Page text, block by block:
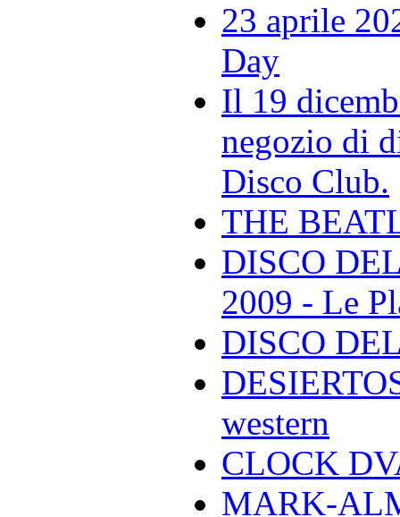
23 aprile
Day
Il 19
negozio di
Disco Club.
THE
DISCO
2009 - Le
DISCO
western
CLOCK
MARK-